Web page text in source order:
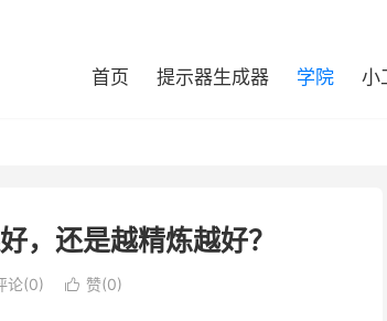
首页 提示器生成器 学院 小
，还是越精炼越好？
论(0)  赞(0)